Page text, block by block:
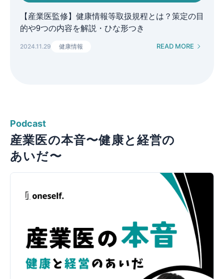
【産業医監修】健康情報等取扱規程とは？策定の目
的や9つの内容を解説・ひな形つき
2024.11.29 健康情報 READ MORE
Podcast
産業医の​本音〜健康と​経営の​
あいだ〜